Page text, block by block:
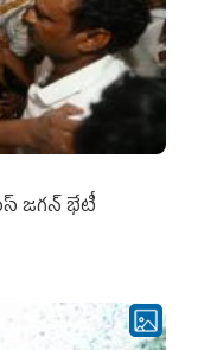
జగన్ భేటీ